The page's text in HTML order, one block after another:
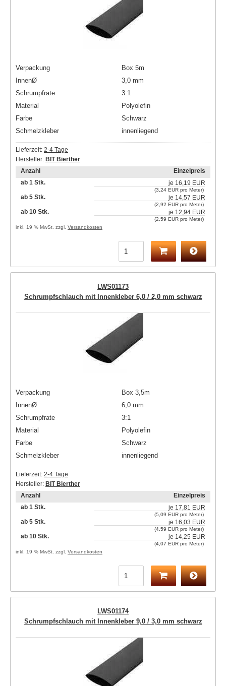
Verpackung
Box 5m
InnenØ
3,0 mm
Schrumpfrate
3:1
Material
Polyolefin
Farbe
Schwarz
Schmelzkleber
innenliegend
Lieferzeit: 2-4 Tage
Hersteller: BIT Bierther
Anzahl
Einzelpreis
ab 1 Stk.
je 16,19 EUR
(3,24 EUR pro Meter)
ab 5 Stk. je 14,57 EUR
(2,92 EUR pro Meter)
ab 10 Stk. je 12,94 EUR
(2,59 EUR pro Meter)
inkl. 19 % MwSt. zzgl. Versandkosten
LWS01173
Schrumpfschlauch mit Innenkleber 6,0 / 2,0 mm schwarz
Verpackung
Box 3,5m
InnenØ
6,0 mm
Schrumpfrate
3:1
Material
Polyolefin
Farbe
Schwarz
Schmelzkleber
innenliegend
Lieferzeit: 2-4 Tage
Hersteller: BIT Bierther
Anzahl
Einzelpreis
ab 1 Stk.
je 17,81 EUR
(5,09 EUR pro Meter)
ab 5 Stk. je 16,03 EUR
(4,59 EUR pro Meter)
ab 10 Stk. je 14,25 EUR
(4,07 EUR pro Meter)
inkl. 19 % MwSt. zzgl. Versandkosten
LWS01174
Schrumpfschlauch mit Innenkleber 9,0 / 3,0 mm schwarz